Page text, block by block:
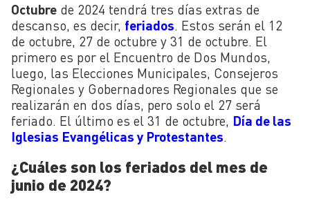
Octubre de 2024 tendrá tres días extras de
descanso, es decir, feriados . Estos serán el 12
de octubre, 27 de octubre y 31 de octubre. El
primero es por el Encuentro de Dos Mundos,
luego, las Elecciones Municipales, Consejeros
Regionales y Gobernadores Regionales que se
realizarán en dos días, pero solo el 27 será
feriado. El último es el 31 de octubre, Día de las
Iglesias Evangélicas y Protestantes
¿Cuáles son los feriados del mes de
junio de 2024?